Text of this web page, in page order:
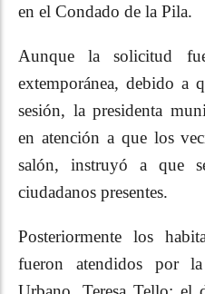
en el Condado de la Pila.
Aunque la solicitud
extemporánea, debido a
sesión, la presidenta
en atención a que los
salón, instruyó a que
ciudadanos presentes.
Posteriormente los
fueron atendidos por